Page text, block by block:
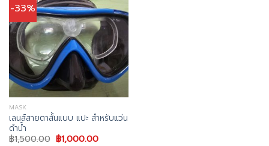
-33%
MASK
เลนส์สายตาสั้นแบบ แปะ สำหรับแว่น
ดำน้ำ
฿1,500.00 Original
฿1,000.00Current